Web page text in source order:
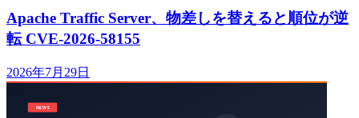
Apache Traffic Server、物差しを替えると順位が逆
転 CVE-2026-58155
2026年7月29日